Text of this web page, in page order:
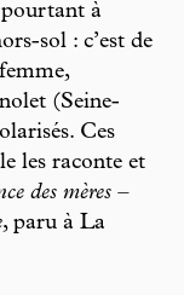
à
sol : c’est de
(Seine-
Ces
les raconte et
des mères –
, paru à La